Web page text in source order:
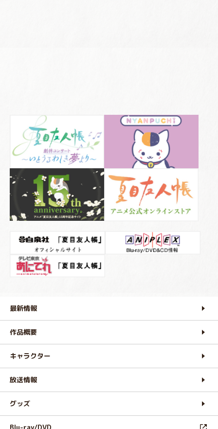
最新情報
作品概要
キャラクター
放送情報
グッズ